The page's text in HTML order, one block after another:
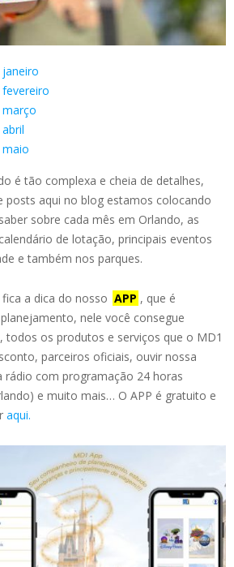
é tão complexa e cheia de detalhes,
posts aqui no blog estamos colocando
sobre cada mês em Orlando, as
de lotação, principais eventos
e também nos parques.
a dica do nosso APP , que é
nele você consegue
todos os produtos e serviços que o MD1
parceiros oficiais, ouvir nossa
rádio com programação 24 horas
e muito mais… O APP é gratuito e
aqui.